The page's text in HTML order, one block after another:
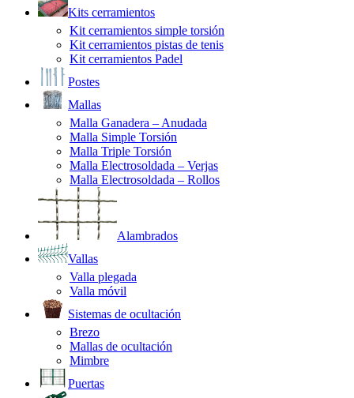
Kits cerramientos
Kit cerramientos simple torsión
Kit cerramientos pistas de tenis
Kit cerramientos Padel
Postes
Mallas
Malla Ganadera – Anudada
Malla Simple Torsión
Malla Triple Torsión
Malla Electrosoldada – Verjas
Malla Electrosoldada – Rollos
Alambrados
Vallas
Valla plegada
Valla móvil
Sistemas de ocultación
Brezo
Mallas de ocultación
Mimbre
Puertas